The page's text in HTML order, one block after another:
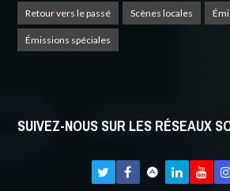
Retour vers le passé Scènes locales
Émissions spéciales
SUIVEZ-NOUS SUR LES RÉSEAUX